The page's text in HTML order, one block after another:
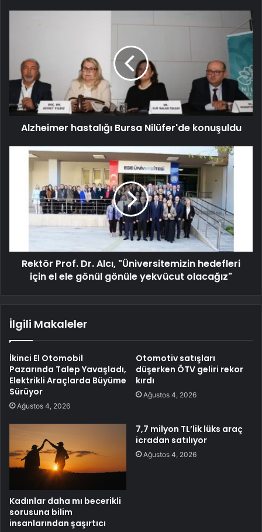
Alzheimer hastalığı Bursa Nilüfer'de konuşuldu
Rektör Prof. Dr. Alcı, "Üniversitemizin hedefleri
için el ele gönül gönüle yekvücut olacağız"
İlgili Makaleler
İkinci El Otomobil
Pazarında Talep Yavaşladı,
Elektrikli Araçlarda Büyüme
Sürüyor
Ağustos 4, 2026
Otomotiv satışları
düşerken ÖTV geliri rekor
kırdı
Ağustos 4, 2026
Kadınlar daha mı becerikli
sorusuna bilim
insanlarından şaşırtıcı
7,7 milyon TL’lik lüks araç
icradan satılıyor
Ağustos 4, 2026